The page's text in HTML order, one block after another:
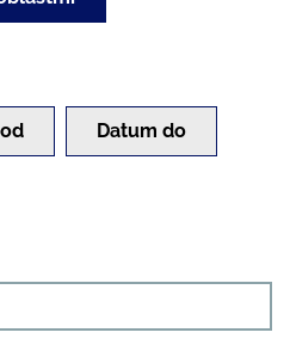
Datum do